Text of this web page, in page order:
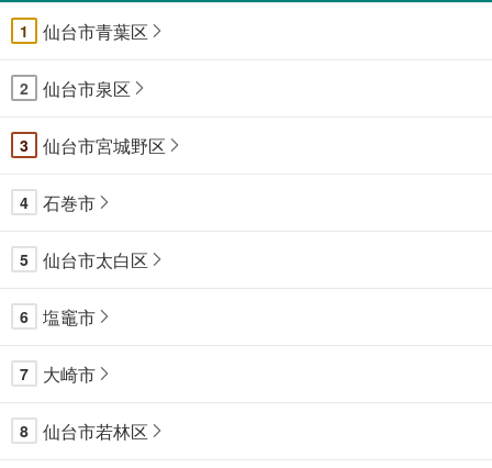
1 仙台市青葉区
2 仙台市泉区
3 仙台市宮城野区
4 石巻市
5 仙台市太白区
6 塩竈市
7 大崎市
8 仙台市若林区